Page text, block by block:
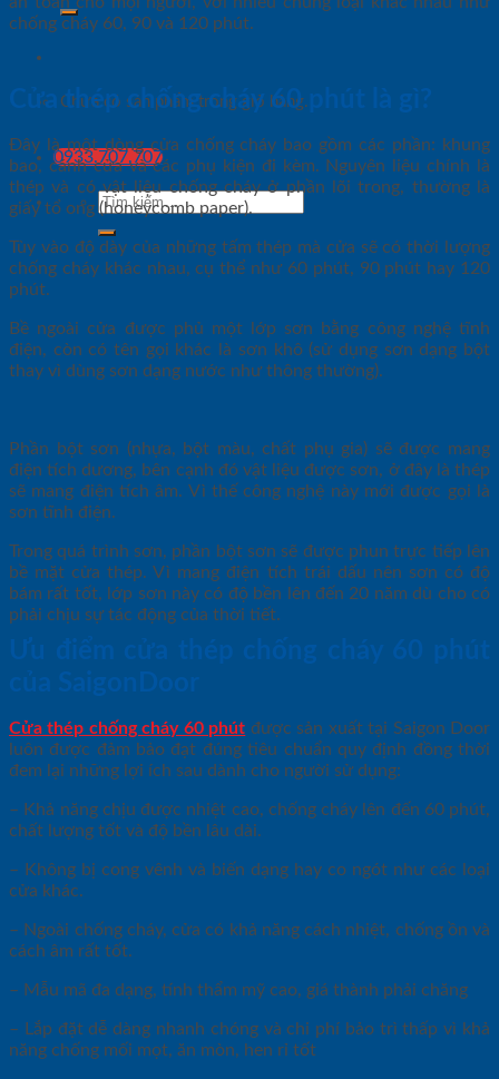
Chưa có sản phẩm trong giỏ hàng.
0933.707.707
Tìm
kiếm:
chống cháy 60, 90 và 120 phút.
Cửa thép chống cháy 60 phút là gì?
Đây là một dòng cửa chống cháy bao gồm các phần: khung
bao, cánh cửa và các phụ kiện đi kèm. Nguyên liệu chính là
thép và có vật liệu chống cháy ở phần lõi trong, thường là
giấy tổ ong (honeycomb paper).
Tùy vào độ dày của những tấm thép mà cửa sẽ có thời lượng
chống cháy khác nhau, cụ thể như 60 phút, 90 phút hay 120
phút.
Bề ngoài cửa được phủ một lớp sơn bằng công nghệ tĩnh
điện, còn có tên gọi khác là sơn khô (sử dụng sơn dạng bột
thay vì dùng sơn dạng nước như thông thường).
Phần bột sơn (nhựa, bột màu, chất phụ gia) sẽ được mang
điện tích dương, bên cạnh đó vật liệu được sơn, ở đây là thép
sẽ mang điện tích âm. Vì thế công nghệ này mới được gọi là
sơn tĩnh điện.
Trong quá trình sơn, phần bột sơn sẽ được phun trực tiếp lên
bề mặt cửa thép. Vì mang điện tích trái dấu nên sơn có độ
bám rất tốt, lớp sơn này có độ bền lên đến 20 năm dù cho có
phải chịu sự tác động của thời tiết.
Ưu điểm cửa thép chống cháy 60 phút
của SaigonDoor
Cửa thép chống cháy 60 phút được sản xuất tại Saigon Door
luôn được đảm bảo đạt đúng tiêu chuẩn quy định đồng thời
đem lại những lợi ích sau dành cho người sử dụng:
– Khả năng chịu được nhiệt cao, chống cháy lên đến 60 phút,
chất lượng tốt và độ bền lâu dài.
– Không bị cong vênh và biến dạng hay co ngót như các loại
cửa khác.
– Ngoài chống cháy, cửa có khả năng cách nhiệt, chống ồn và
cách âm rất tốt.
– Mẫu mã đa dạng, tính thẩm mỹ cao, giá thành phải chăng
– Lắp đặt dễ dàng nhanh chóng và chi phí bảo trì thấp vì khả
năng chống mối mọt, ăn mòn, hen rỉ tốt